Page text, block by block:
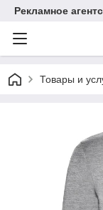
Рекламное
Товары и